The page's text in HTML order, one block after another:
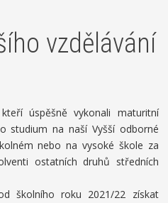
vzdělávání
úspěšně vykonali maturitní
studium na naší Vyšší odborné
nebo na vysoké škole za
ostatních druhů středních
školního roku 2021/22 získat